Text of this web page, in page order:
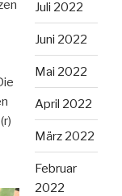
Juli 2022
Juni 2022
Mai 2022
April 2022
März 2022
Februar
2022